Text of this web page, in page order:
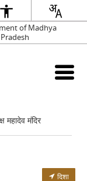
of Madhya
Pradesh
महादेव मंदिर
दिशा